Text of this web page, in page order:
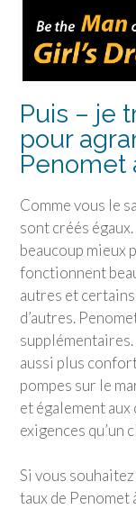
Puis – je
pour
Penomet
Comme vous le
sont créés
beaucoup mieux
fonctionnent
autres et
d’autres.
aussi plus
pompes sur le
et également
exigences qu’un
Si vous
taux de Penomet